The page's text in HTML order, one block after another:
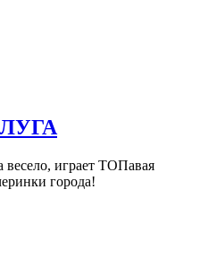
весело, играет ТОПавая
города!